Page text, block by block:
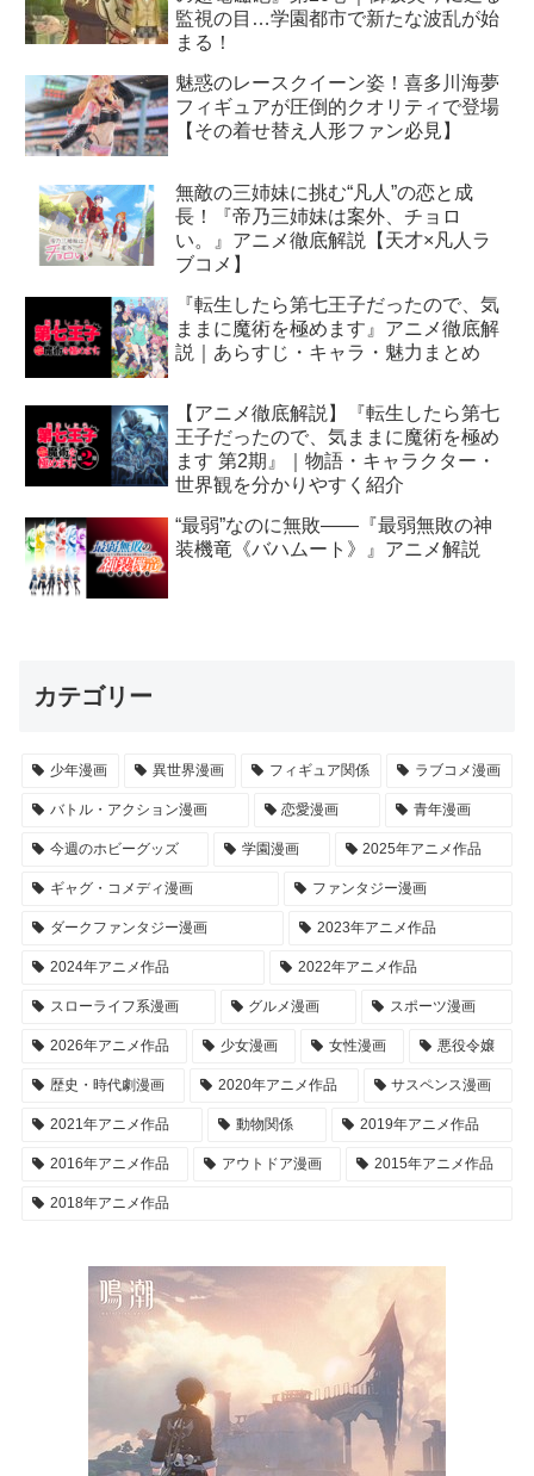
監視の目…学園都市で新たな波乱が始
まる！
魅惑のレースクイーン姿！喜多川海夢
フィギュアが圧倒的クオリティで登場
【その着せ替え人形ファン必見】
無敵の三姉妹に挑む“凡人”の恋と成
長！『帝乃三姉妹は案外、チョロ
い。』アニメ徹底解説【天才×凡人ラ
ブコメ】
『転生したら第七王子だったので、気
ままに魔術を極めます』アニメ徹底解
説｜あらすじ・キャラ・魅力まとめ
【アニメ徹底解説】『転生したら第七
王子だったので、気ままに魔術を極め
ます 第2期』｜物語・キャラクター・
世界観を分かりやすく紹介
“最弱”なのに無敗――『最弱無敗の神
装機竜《バハムート》』アニメ解説
カテゴリー
少年漫画 異世界漫画 フィギュア関係 ラブコメ漫画
バトル・アクション漫画 恋愛漫画 青年漫画
今週のホビーグッズ 学園漫画 2025年アニメ作品
ギャグ・コメディ漫画 ファンタジー漫画
ダークファンタジー漫画 2023年アニメ作品
2024年アニメ作品 2022年アニメ作品
スローライフ系漫画 グルメ漫画 スポーツ漫画
2026年アニメ作品 少女漫画 女性漫画 悪役令嬢
歴史・時代劇漫画 2020年アニメ作品 サスペンス漫画
2021年アニメ作品 動物関係 2019年アニメ作品
2016年アニメ作品 アウトドア漫画 2015年アニメ作品
2018年アニメ作品